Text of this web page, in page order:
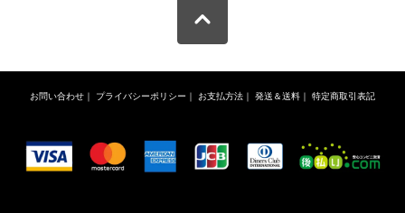
お問い合わせ プライバシーポリシー お支払方法 発送＆送料 特定商取引表記